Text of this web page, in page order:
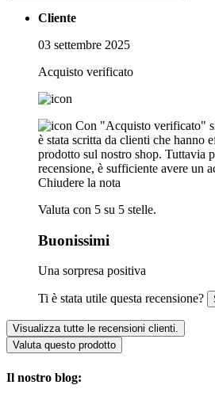
Cliente
03 settembre 2025
Acquisto verificato
Con "Acquisto verificato"
è stata scritta da clienti che hanno
prodotto sul nostro shop. Tuttavia
recensione, è sufficiente avere un
Chiudere la nota
Valuta con 5 su 5 stelle.
Buonissimi
Una sorpresa positiva
Ti è stata utile questa recensione?
Visualizza tutte le recensioni clienti.
Valuta questo prodotto
Il nostro blog: